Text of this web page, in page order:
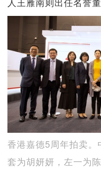
香港嘉德5周年拍卖
套为胡妍妍，左一为